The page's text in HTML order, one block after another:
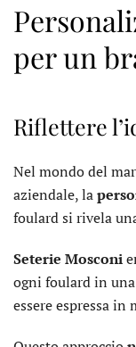
per un
Riflettere
Nel mondo del
aziendale, la
foulard si rivela
Seterie Mosconi
ogni foulard in
essere espressa in